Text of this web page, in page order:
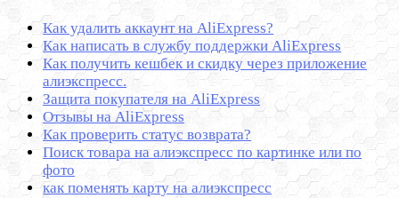
Как удалить аккаунт на AliExpress?
Как написать в службу поддержки AliExpress
Как получить кешбек и скидку через приложение
алиэкспресс.
Защита покупателя на AliExpress
Отзывы на AliExpress
Как проверить статус возврата?
Поиск товара на алиэкспресс по картинке или по
фото
как поменять карту на алиэкспресс